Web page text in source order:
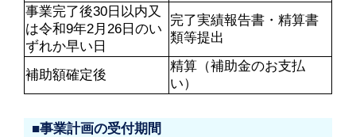
事業完了後30日以内又
は令和9年2月26日のい
ずれか早い日
完了実績報告書・精算書
類等提出
補助額確定後
精算（補助金のお支払
い）
■事業計画の受付期間